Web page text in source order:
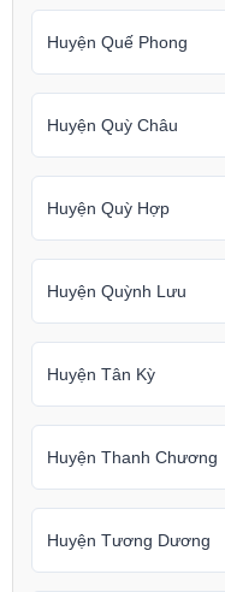
Huyện Quế Phong
Huyện Quỳ Châu
Huyện Quỳ Hợp
Huyện Quỳnh Lưu
Huyện Tân Kỳ
Huyện Thanh Chương
Huyện Tương Dương